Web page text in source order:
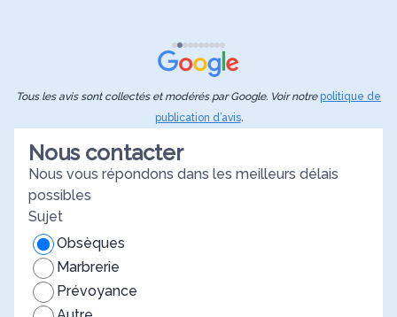
Tous les avis sont collectés et modérés par Google. Voir notre politique de
publication d’avis.
Nous contacter
Nous vous répondons dans les meilleurs délais
possibles
Sujet
Obsèques
Marbrerie
Prévoyance